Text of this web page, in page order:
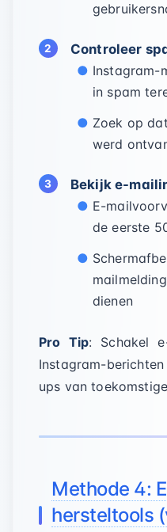
Controleer
Instagram-
in spam
Zoek op
werd
Bekijk e-
E-
de eerste
dienen
Pro Tip: Schakel
Instagram-
ups van
Methode 4:
hersteltools